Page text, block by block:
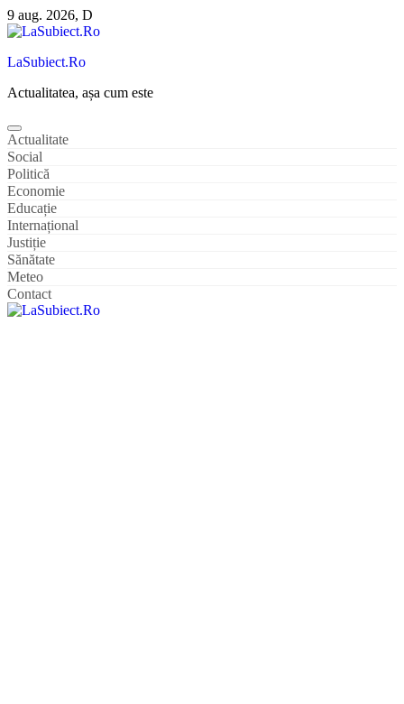
Sari
la
9 aug. 2026, D
LaSubiect.Ro
Actualitatea, așa cum este
Actualitate
Social
Politică
Economie
Educație
Internațional
Justiție
Sănătate
Meteo
Contact